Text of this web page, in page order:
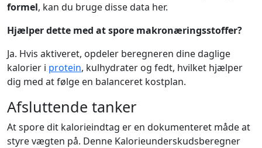
formel, kan du bruge disse data her.
Hjælper dette med at spore makronæringsstoffer?
Ja. Hvis aktiveret, opdeler beregneren dine daglige
kalorier i protein, kulhydrater og fedt, hvilket hjælper
dig med at følge en balanceret kostplan.
Afsluttende tanker
At spore dit kalorieindtag er en dokumenteret måde at
styre vægten på. Denne Kalorieunderskudsberegner